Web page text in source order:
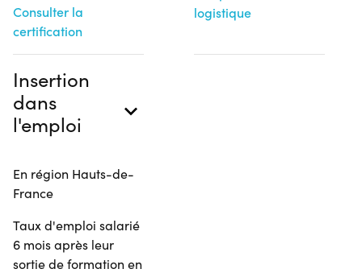
Consulter la
certification
logistique
Insertion
dans
l'emploi
En région Hauts-de-
France
Taux d'emploi salarié
6 mois après leur
sortie de formation en